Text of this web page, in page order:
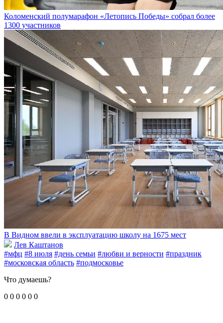
Коломенский полумарафон «Летопись Победы» собрал более
1300 участников
В Видном ввели в эксплуатацию школу на 1675 мест
Лев Каштанов
#мфц #8 июля #день семьи #любви и верности #праздник
#московская область #подмосковье
Что думаешь?
0 0 0 0 0 0